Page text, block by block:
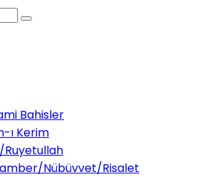
Bahisler
ı Kerim
Nübüvvet/Risalet